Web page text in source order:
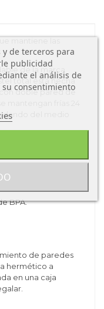
de la marca
total está hecha
doble pared de
frías 24
del medio
Chilly's
BPA.
de paredes
hermético a
en una caja
de terceros para
publicidad
el análisis de
consentimiento